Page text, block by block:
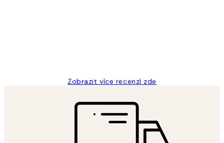
Zobrazit více recenzí zde